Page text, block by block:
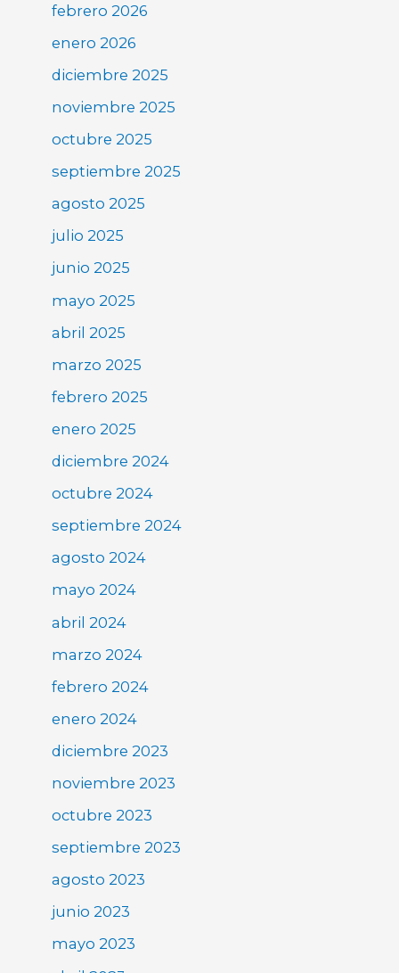
febrero 2026
enero 2026
diciembre 2025
noviembre 2025
octubre 2025
septiembre 2025
agosto 2025
julio 2025
junio 2025
mayo 2025
abril 2025
marzo 2025
febrero 2025
enero 2025
diciembre 2024
octubre 2024
septiembre 2024
agosto 2024
mayo 2024
abril 2024
marzo 2024
febrero 2024
enero 2024
diciembre 2023
noviembre 2023
octubre 2023
septiembre 2023
agosto 2023
junio 2023
mayo 2023